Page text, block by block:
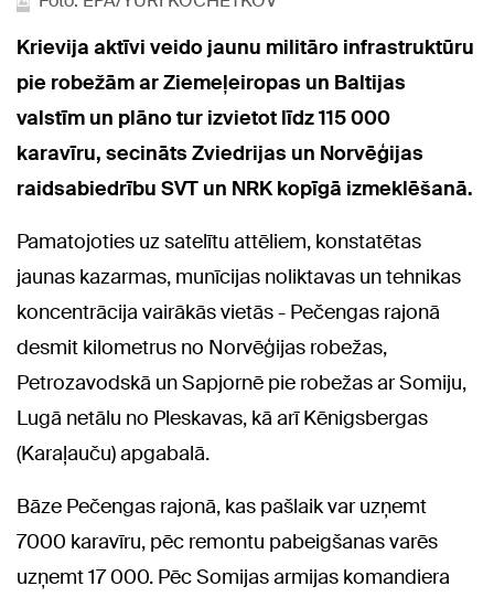
Krievija aktīvi veido jaunu militāro infrastruktūru
pie robežām ar Ziemeļeiropas un Baltijas
valstīm un plāno tur izvietot līdz 115 000
karavīru, secināts Zviedrijas un Norvēģijas
raidsabiedrību SVT un NRK kopīgā izmeklēšanā.
Pamatojoties uz satelītu attēliem, konstatētas
jaunas kazarmas, munīcijas noliktavas un tehnikas
koncentrācija vairākās vietās - Pečengas rajonā
desmit kilometrus no Norvēģijas robežas,
Petrozavodskā un Sapjornē pie robežas ar Somiju,
Lugā netālu no Pleskavas, kā arī Kēnigsbergas
(Karaļauču) apgabalā.
Bāze Pečengas rajonā, kas pašlaik var uzņemt
7000 karavīru, pēc remontu pabeigšanas varēs
uzņemt 17 000. Pēc Somijas armijas komandiera